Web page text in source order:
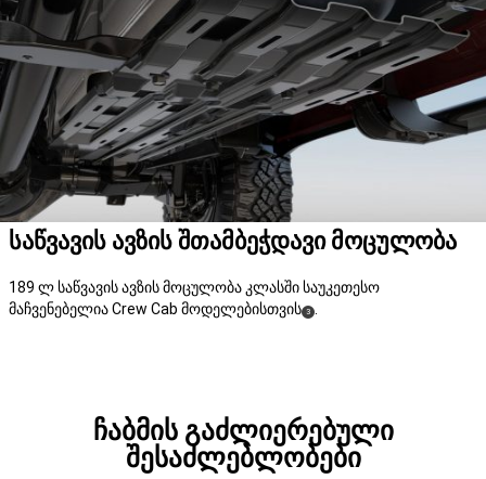
საწვავის ავზის შთამბეჭდავი მოცულობა
189 ლ საწვავის ავზის მოცულობა კლასში საუკეთესო
მაჩვენებელია Crew Cab მოდელებისთვის (3) .
ჩაბმის გაძლიერებული
შესაძლებლობები